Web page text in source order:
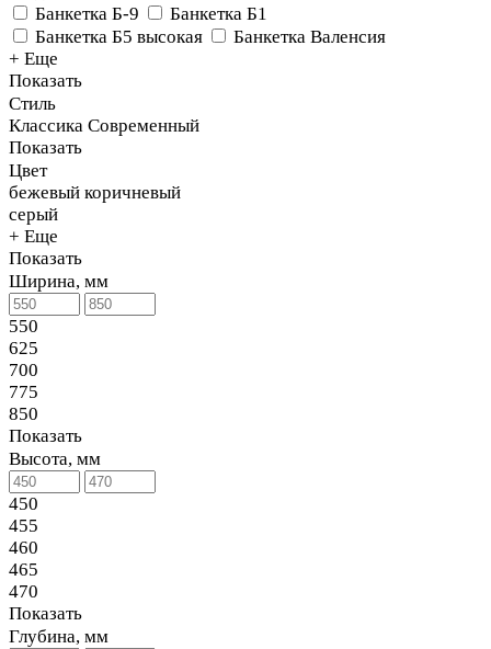
Банкетка Б-9
Банкетка Б1
Банкетка Б5 высокая
Банкетка Валенсия
+ Еще
Показать
Стиль
Классика Современный
Показать
Цвет
бежевый коричневый
серый
+ Еще
Показать
Ширина, мм
550
625
700
775
850
Показать
Высота, мм
450
455
460
465
470
Показать
Глубина, мм